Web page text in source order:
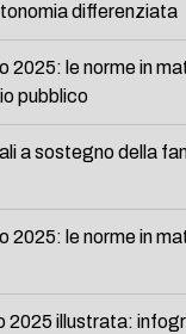
differenziata
2025: le norme in
pubblico
a sostegno della
2025: le norme in
2025 illustrata: